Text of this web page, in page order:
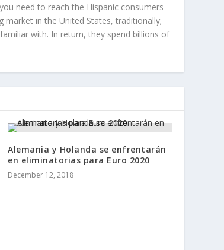
need to reach the Hispanic consumers
market in the United States, traditionally;
with. In return, they spend billions of
Alemania y Holanda se enfrentarán
en eliminatorias para Euro 2020
December 12, 2018